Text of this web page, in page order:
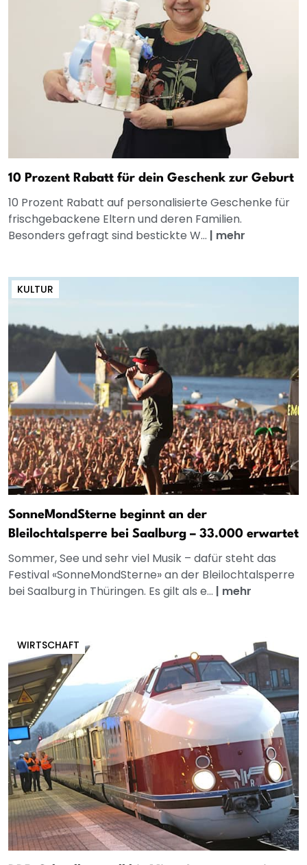
10 Prozent Rabatt für dein Geschenk zur Geburt
10 Prozent Rabatt auf personalisierte Geschenke für
frischgebackene Eltern und deren Familien.
Besonders gefragt sind bestickte W... | mehr
KULTUR
SonneMondSterne beginnt an der
Bleilochtalsperre bei Saalburg – 33.000 erwartet
Sommer, See und sehr viel Musik – dafür steht das
Festival «SonneMondSterne» an der Bleilochtalsperre
bei Saalburg in Thüringen. Es gilt als e... | mehr
WIRTSCHAFT